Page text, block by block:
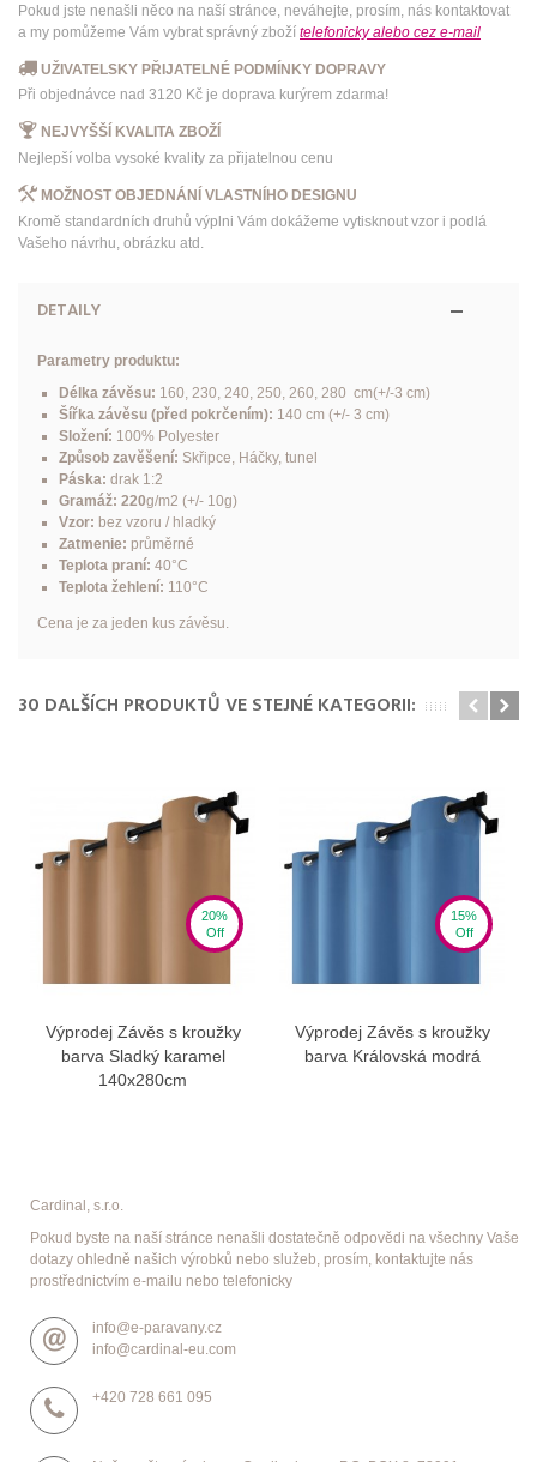
Pokud jste nenašli něco na naší stránce, neváhejte, prosím, nás kontaktovat
a my pomůžeme Vám vybrat správný zboží telefonicky alebo cez e-mail
UŽIVATELSKY PŘIJATELNÉ PODMÍNKY DOPRAVY
Při objednávce nad 3120 Kč je doprava kurýrem zdarma!
NEJVYŠŠÍ KVALITA ZBOŽÍ
Nejlepší volba vysoké kvality za přijatelnou cenu
MOŽNOST OBJEDNÁNÍ VLASTNÍHO DESIGNU
Kromě standardních druhů výplni Vám dokážeme vytisknout vzor i podlá
Vašeho návrhu, obrázku atd.
DETAILY
Parametry produktu:
Délka závěsu: 160, 230, 240, 250, 260, 280 cm(+/-3 cm)
Šířka závěsu (před pokrčením): 140 cm (+/- 3 cm)
Složení: 100% Polyester
Způsob zavěšení: Skřipce, Háčky, tunel
Páska: drak 1:2
Gramáž: 220g/m2 (+/- 10g)
Vzor: bez vzoru / hladký
Zatmenie: průměrné
Teplota praní: 40°C
Teplota žehlení: 110°C
Cena je za jeden kus závěsu.
30 DALŠÍCH PRODUKTŮ VE STEJNÉ KATEGORII:
20%
Off
Výprodej Závěs s kroužky
barva Sladký karamel
140x280cm
15%
Off
Výprodej Závěs s kroužky
barva Královská modrá
Cardinal, s.r.o.
Pokud byste na naší stránce nenašli dostatečně odpovědi na všechny Vaše
dotazy ohledně našich výrobků nebo služeb, prosím, kontaktujte nás
prostřednictvím e-mailu nebo telefonicky
info@e-paravany.cz
info@cardinal-eu.com
+420 728 661 095